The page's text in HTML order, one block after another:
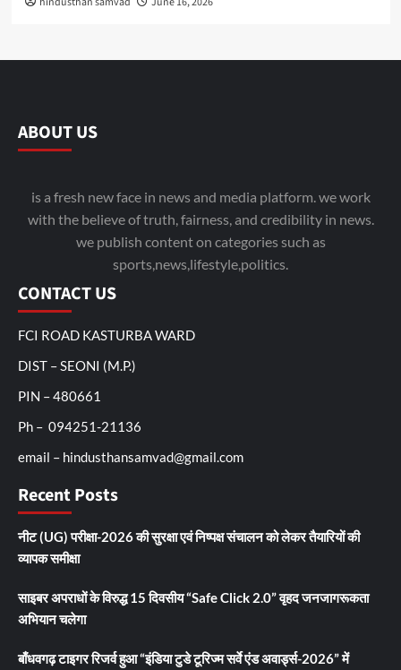
ABOUT US
is a fresh new face in news and media platform. we work
with the believe of truth, fairness, and credibility in news.
we publish content on categories such as
sports,news,lifestyle,politics.
CONTACT US
FCI ROAD KASTURBA WARD
DIST – SEONI (M.P.)
PIN – 480661
Ph – 094251-21136
email – hindusthansamvad@gmail.com
Recent Posts
नीट (UG) परीक्षा-2026 की सुरक्षा एवं निष्पक्ष संचालन को लेकर तैयारियों की
व्यापक समीक्षा
साइबर अपराधों के विरुद्ध 15 दिवसीय “Safe Click 2.0” वृहद जनजागरूकता
अभियान चलेगा
बाँधवगढ़ टाइगर रिजर्व हुआ “इंडिया टुडे टूरिज्म सर्वे एंड अवार्ड्स-2026” में